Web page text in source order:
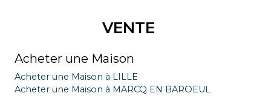
VENTE
Acheter une Maison
Acheter une Maison à LILLE
Acheter une Maison à MARCQ EN BAROEUL